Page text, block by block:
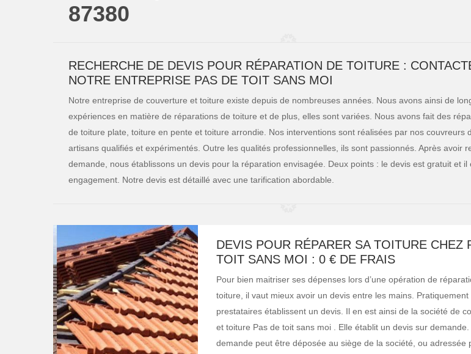
87380
RECHERCHE DE DEVIS POUR RÉPARATION DE TOITURE :
NOTRE ENTREPRISE PAS DE TOIT SANS MOI
Notre entreprise de couverture et toiture existe depuis de nombreuses années. Nous avons ainsi de
expériences en matière de réparations de toiture et de plus, elles sont variées. Nous avons fait des
de toiture plate, toiture en pente et toiture arrondie. Nos interventions sont réalisées par nos couvreurs
artisans qualifiés et expérimentés. Outre les qualités professionnelles, ils sont passionnés. Après avoir
demande, nous établissons un devis pour la réparation envisagée. Deux points : le devis est gratuit et il
engagement. Notre devis est détaillé avec une tarification abordable.
DEVIS POUR RÉPARER SA TOITURE CHEZ
TOIT SANS MOI : 0 € DE FRAIS
Pour bien maitriser ses dépenses lors d’une opération de
toiture, il vaut mieux avoir un devis entre les mains. Pratiquement
prestataires établissent un devis. Il en est ainsi de la société de
et toiture Pas de toit sans moi . Elle établit un devis sur demande.
demande peut être déposée au siège de la société, ou adressée